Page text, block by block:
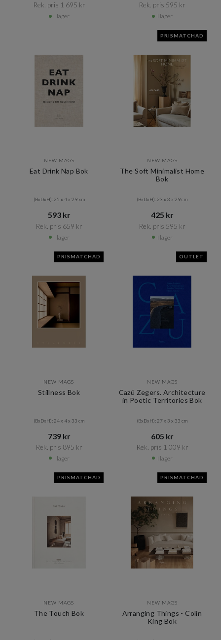
Rek. pris 1 695 kr​​
I lager
Rek. pris 595 kr​​
I lager
NEW MAGS
Eat Drink Nap Bok
(BxDxH): 25 x 4 x 29 xm
593 kr​​
Rek. pris 659 kr​​
I lager
PRISMATCHAD
NEW MAGS
The Soft Minimalist Home
Bok
(BxDxH): 23 x 3 x 29 cm
425 kr​​
Rek. pris 595 kr​​
I lager
PRISMATCHAD
NEW MAGS
Stillness Bok
(BxDxH): 24 x 4 x 33 cm
739 kr​​
Rek. pris 895 kr​​
I lager
OUTLET
NEW MAGS
Cazú Zegers. Architecture
in Poetic Territories Bok
(BxDxH): 27 x 3 x 33 cm
605 kr​​
Rek. pris 1 009 kr​​
I lager
PRISMATCHAD
NEW MAGS
The Touch Bok
PRISMATCHAD
NEW MAGS
Arranging Things - Colin
King Bok